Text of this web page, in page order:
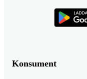
Konsument